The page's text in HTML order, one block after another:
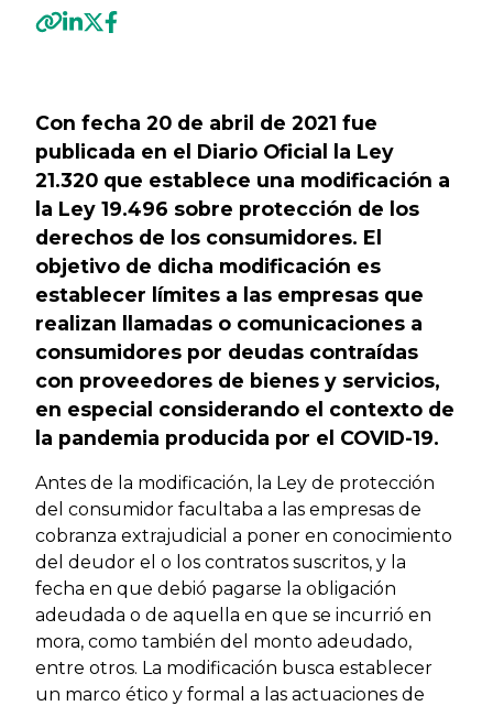
Con fecha 20 de abril de 2021 fue
publicada en el Diario Oficial la Ley
21.320 que establece una modificación a
la Ley 19.496 sobre protección de los
derechos de los consumidores. El
objetivo de dicha modificación es
establecer límites a las empresas que
realizan llamadas o comunicaciones a
consumidores por deudas contraídas
con proveedores de bienes y servicios,
en especial considerando el contexto de
la pandemia producida por el COVID-19.
Antes de la modificación, la Ley de protección
del consumidor facultaba a las empresas de
cobranza extrajudicial a poner en conocimiento
del deudor el o los contratos suscritos, y la
fecha en que debió pagarse la obligación
adeudada o de aquella en que se incurrió en
mora, como también del monto adeudado,
entre otros. La modificación busca establecer
un marco ético y formal a las actuaciones de